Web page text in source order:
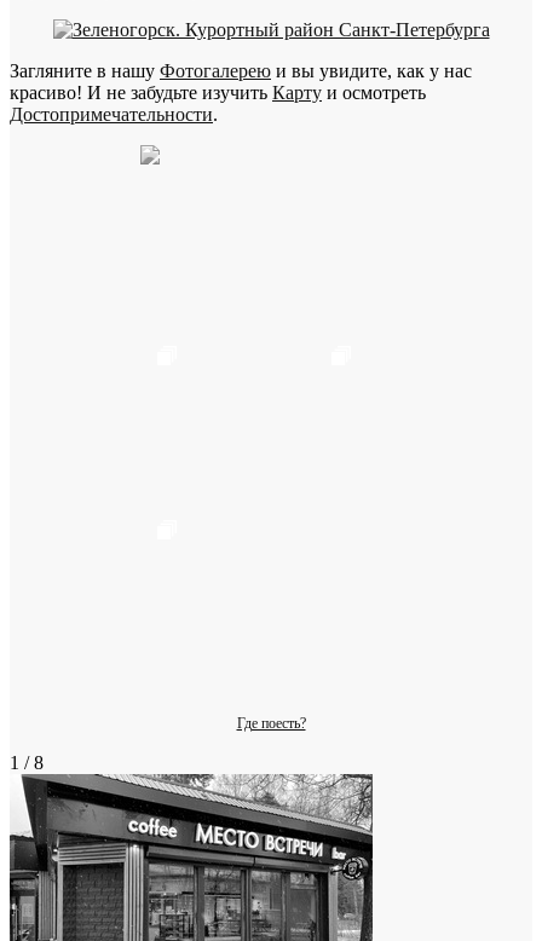
Загляните в нашу Фотогалерею и вы увидите, как у нас
красиво! И не забудьте изучить Карту и осмотреть
Достопримечательности.
Где поесть?
1 / 8